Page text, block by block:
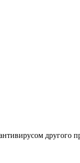
другого